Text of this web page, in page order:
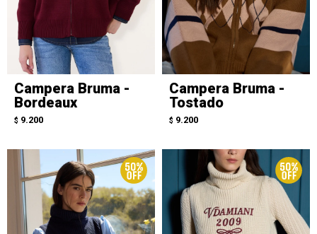
Campera Bruma -
Bordeaux
$ 9.200
Campera Bruma -
Tostado
$ 9.200